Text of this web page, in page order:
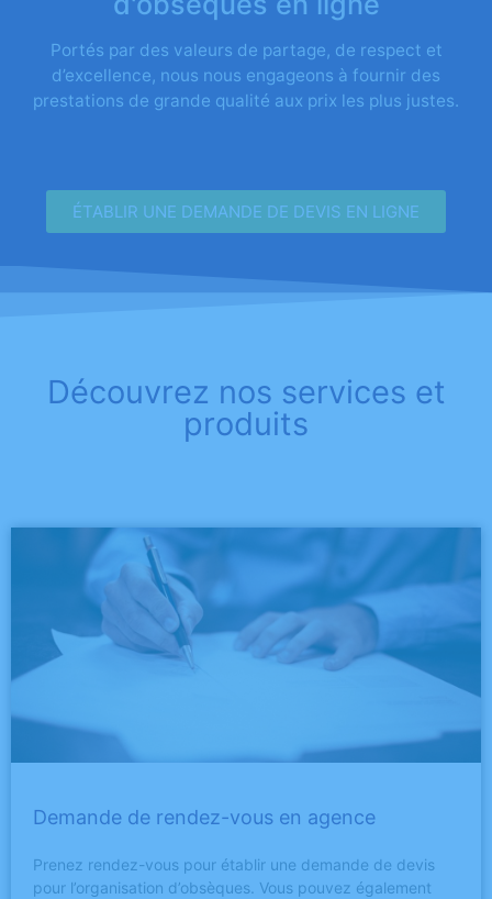
Portés par des valeurs de partage, de respect et
d’excellence, nous nous engageons à fournir des
prestations de grande qualité aux prix les plus justes.
ÉTABLIR UNE DEMANDE DE DEVIS EN LIGNE
Découvrez nos services et
produits
Demande de rendez-vous en agence
Prenez rendez-vous pour établir une demande de devis
pour l’organisation d’obsèques. Vous pouvez également